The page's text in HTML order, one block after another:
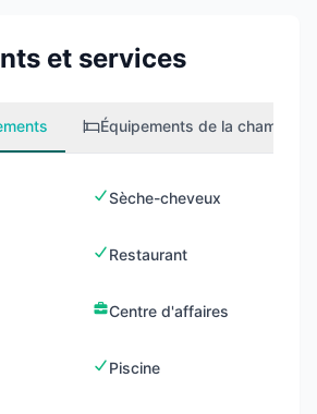
et services
Équipements de la chambre
Sèche-cheveux
Restaurant
Centre d'affaires
Piscine